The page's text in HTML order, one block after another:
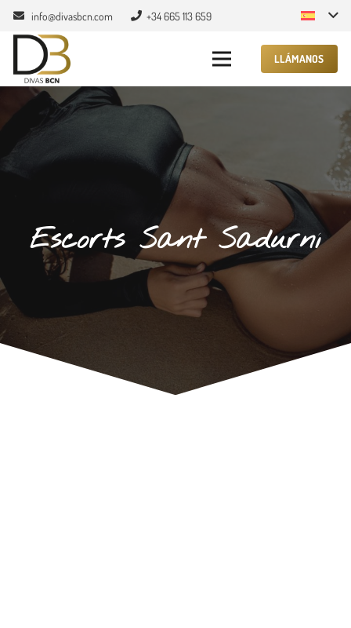
info@divasbcn.com +34 665 113 659
LLÁMANOS
Escorts Sant Sadurní